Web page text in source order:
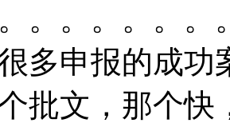
。。。。。
多申报的成功
批文，那个